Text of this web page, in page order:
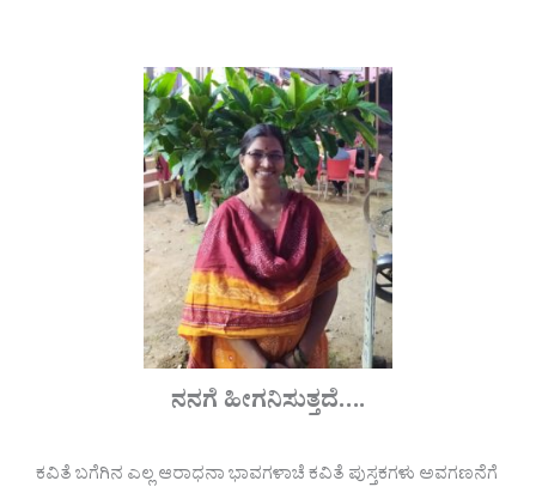
ನನಗೆ ಹೀಗನಿಸುತ್ತದೆ….
ಕವಿತೆ ಬಗೆಗಿನ ಎಲ್ಲ ಆರಾಧನಾ ಭಾವಗಳಾಚೆ ಕವಿತೆ ಪುಸ್ತಕಗಳು ಅವಗಣನೆಗೆ